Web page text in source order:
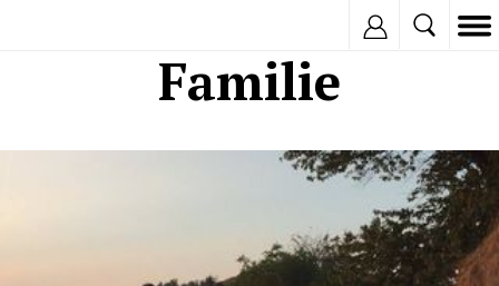
Familie